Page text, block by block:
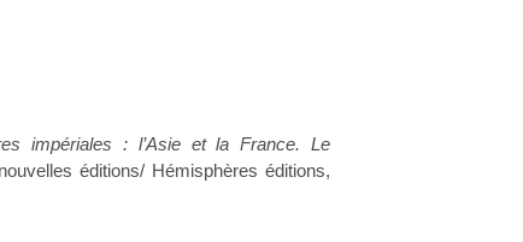
impériales : l’Asie et la France. Le
éditions/ Hémisphères éditions,